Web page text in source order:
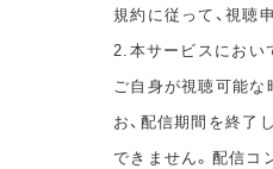
規約に従って、視聴
2.本サービスにおい
ご自身が視聴可能な
お、配信期間を終了
できません。配信コ